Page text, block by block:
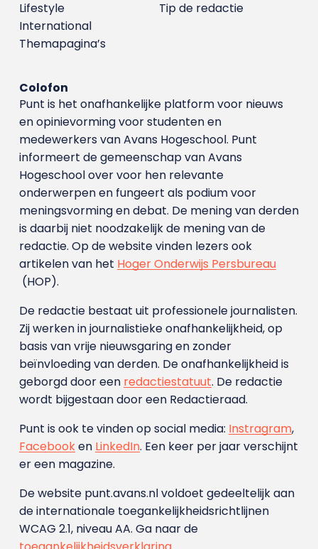
Tip de redactie
Lifestyle
International
Themapagina’s
Colofon
Punt is het onafhankelijke platform voor nieuws
en opinievorming voor studenten en
medewerkers van Avans Hoge­school. Punt
informeert de gemeenschap van Avans
Hogeschool over voor hen relevante
onderwerpen en fungeert als podium voor
meningsvorming en debat. De mening van derden
is daarbij niet noodzakelijk de mening van de
redactie. Op de website vinden lezers ook
artikelen van het Hoger Onderwijs Persbureau
(HOP).
De redactie bestaat uit professionele journalisten.
Zij werken in journalistieke onafhankelijkheid, op
basis van vrije nieuwsgaring en zonder
beïnvloeding van derden. De onafhankelijkheid is
geborgd door een redactiestatuut. De redactie
wordt bijgestaan door een Redactieraad.
Punt is ook te vinden op social media: Instragram,
Facebooken LinkedIn. Een keer per jaar verschijnt
er een magazine.
De website punt.avans.nl voldoet gedeeltelijk aan
de internationale toegankelijkheidsrichtlijnen
WCAG 2.1, niveau AA. Ga naar de